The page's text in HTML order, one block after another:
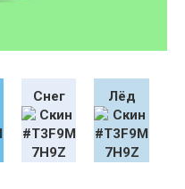
Снег Лёд